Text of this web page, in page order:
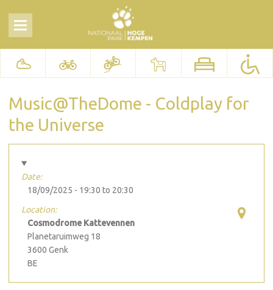
Music@TheDome - Coldplay for
the Universe
Date:
18/09/2025 - 19:30 to 20:30
Location:
Cosmodrome Kattevennen
Planetaruimweg 18
3600 Genk
BE